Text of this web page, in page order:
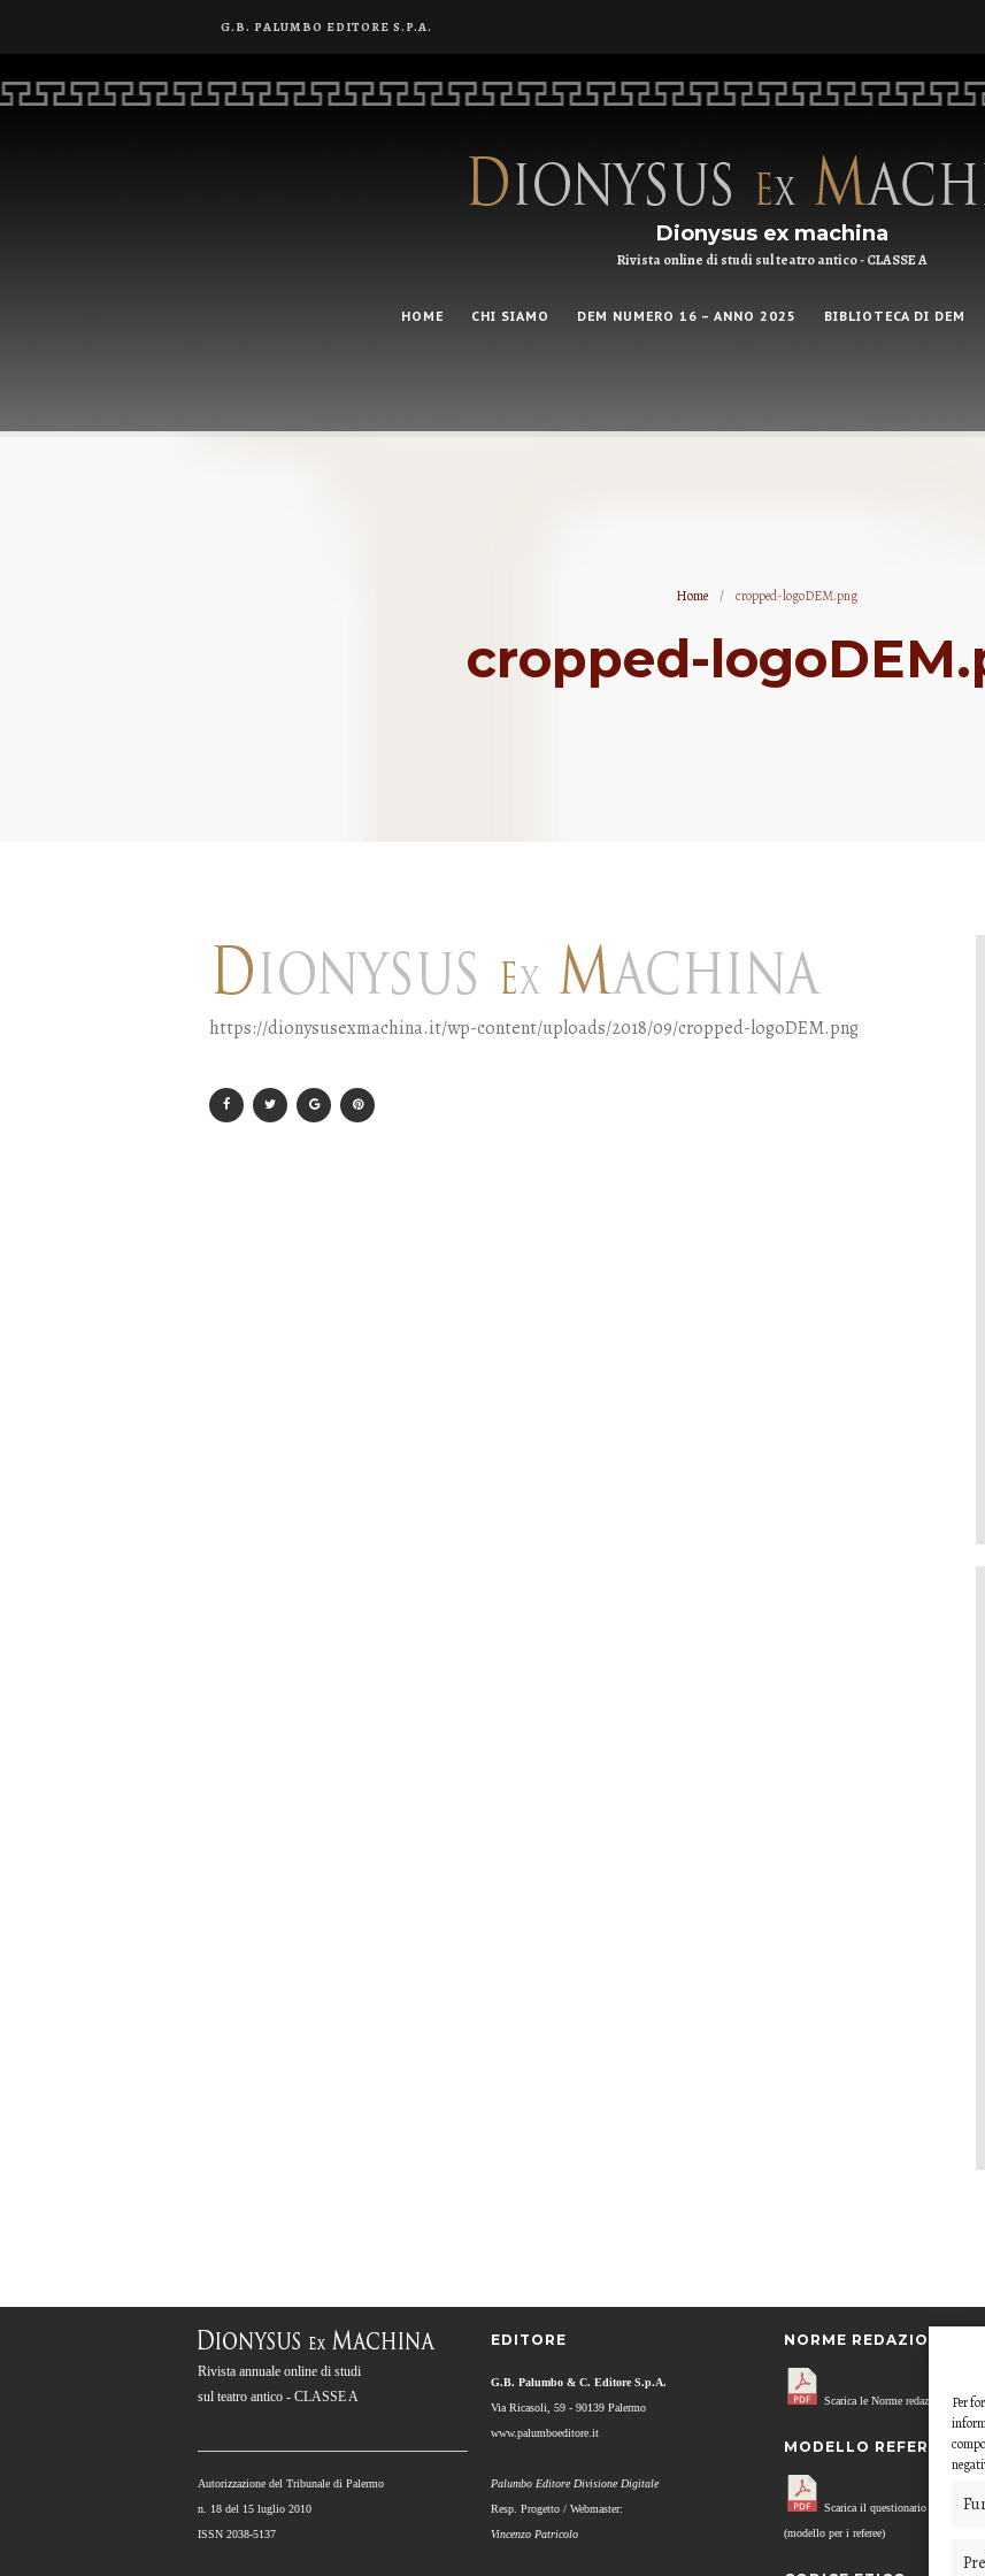
Per
G.B. PALUMBO EDITORE S.P.A.
Dionysus ex machina
Rivista online di studi sul teatro antico - CLASSE A
HOME CHI SIAMO DEM NUMERO 16 – ANNO 2025 BIBLIOTECA DI DEM
Home / cropped-logoDEM.png
cropped-
https://dionysusexmachina.it/wp-content/uploads/2018/09/cropped-logoDEM.png
Rivista annuale online di studi
sul teatro antico - CLASSE A
Autorizzazione del Tribunale di Palermo
n. 18 del 15 luglio 2010
ISSN 2038-5137
EDITORE
G.B. Palumbo & C. Editore S.p.A.
Via Ricasoli, 59 - 90139 Palermo
www.palumboeditore.it
Palumbo Editore Divisione Digitale
Resp. Progetto / Webmaster:
Vincenzo Patricolo
NORME REDAZIONALI
Scarica le Norme redazionali.
MODELLO REFEREE
Scarica il questionario di
(modello per i referee)